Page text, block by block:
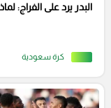
كرة سعودية
البدر يرد على الفراج: